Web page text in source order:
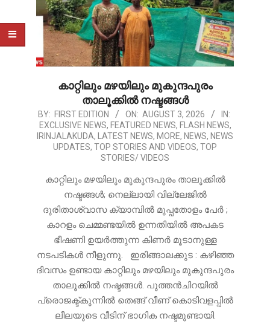
കാറ്റിലും മഴയിലും മുകുന്ദപുരം
താലൂക്കിൽ നഷ്ടങ്ങൾ
2026-
08-
BY: FIRST EDITION ON: AUGUST 3, 2026
IN:
EXCLUSIVE NEWS, FEATURED NEWS, FLASH NEWS,
IRINJALAKUDA, LATEST NEWS, MORE, NEWS, NEWS
UPDATES, TOP STORIES AND VIDEOS, TOP
STORIES/ VIDEOS
കാറ്റിലും മഴയിലും മുകുന്ദപുരം താലൂക്കിൽ
നഷ്ടങ്ങൾ; നെല്ലായി വില്ലേജിൽ
ദുരിതാശ്വാസ ക്യാമ്പിൽ മുപ്പതോളം പേർ ;
കാറളം ചെമ്മണ്ടയിൽ ഉന്നതിയിൽ അപകട
ഭീഷണി ഉയർത്തുന്ന കിണർ മൂടാനുള്ള
നടപടികൾ നീളുന്നു. ഇരിങ്ങാലക്കുട : കഴിഞ്ഞ
ദിവസം ഉണ്ടായ കാറ്റിലും മഴയിലും മുകുന്ദപുരം
താലൂക്കിൽ നഷ്ടങ്ങൾ. പുത്തൻചിറയിൽ
പ്രൊജക്ട്കുന്നിൽ തെങ്ങ് വീണ് കൊടിവളപ്പിൽ
ലീലയുടെ വീടിന് ഭാഗിക നഷ്ടമുണ്ടായി.